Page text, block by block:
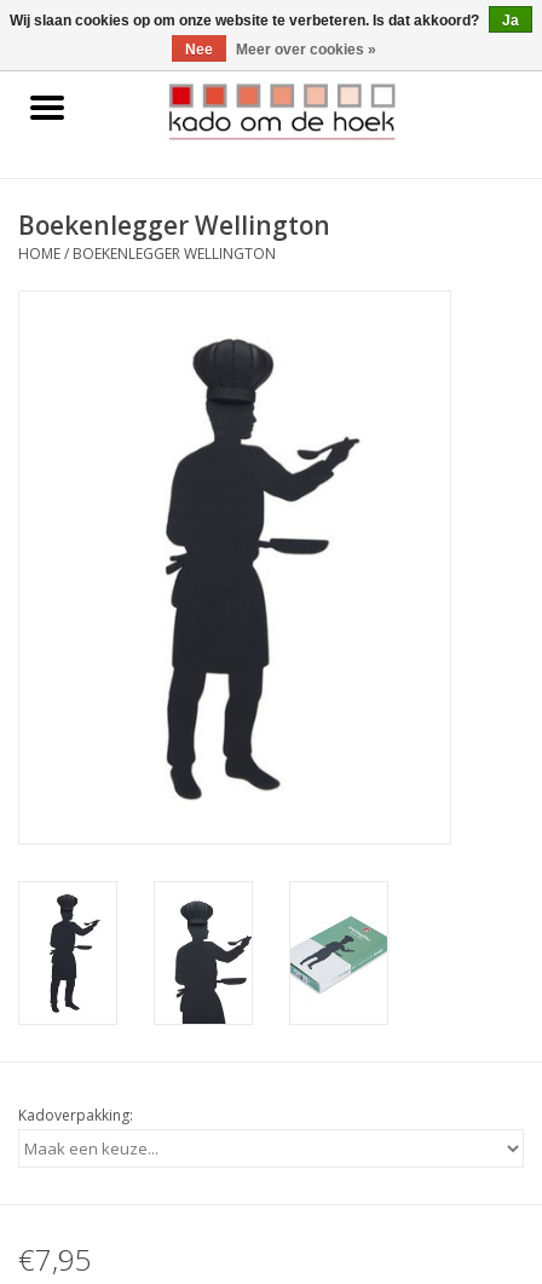
0 Artikelen - €0,00
Home
Gadgets
Boekenlegger Wellington
HOME/ BOEKENLEGGER WELLINGTON
Kadoverpakking:
€7,95
Wij slaan cookies op om onze website te verbeteren. Is dat akkoord?
Ja
Nee
Meer over cookies »